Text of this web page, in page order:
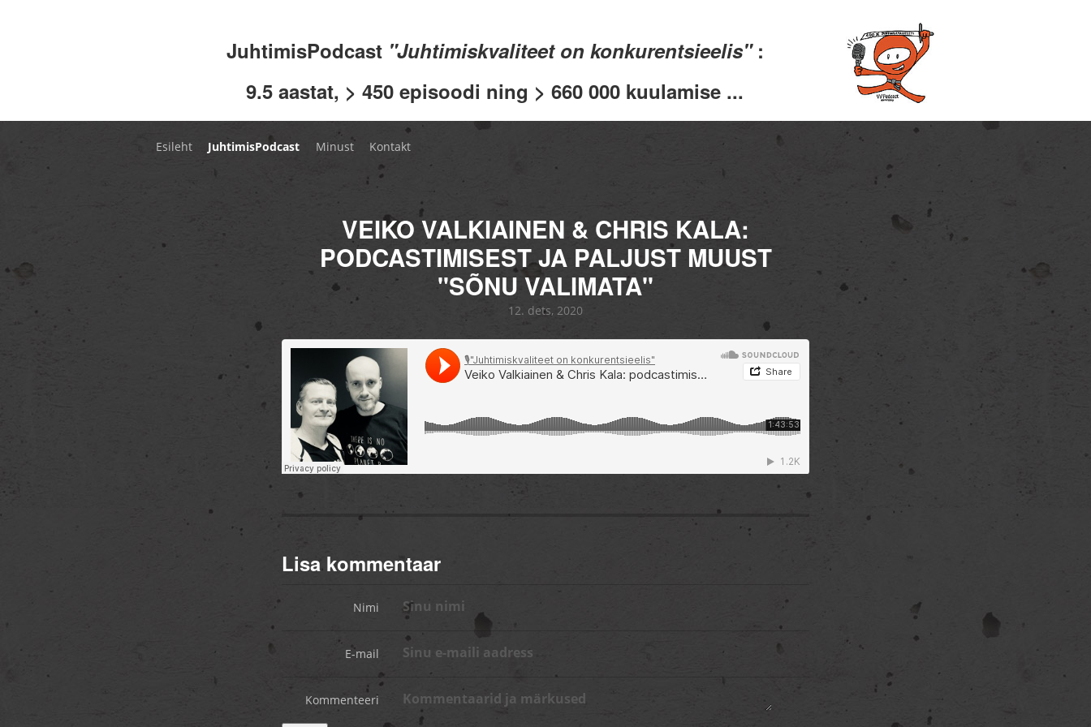
JuhtimisPodcast "Juhtimiskvaliteet on konkurentsieelis" :
9.5 aastat, > 450 episoodi ning > 660 000 kuulamise ...
Esileht JuhtimisPodcast Minust Kontakt
VEIKO VALKIAINEN & CHRIS KALA:
PODCASTIMISEST JA PALJUST MUUST
"SÕNU VALIMATA"
12. dets, 2020
Lisa kommentaar
Nimi
E-mail
Kommenteeri